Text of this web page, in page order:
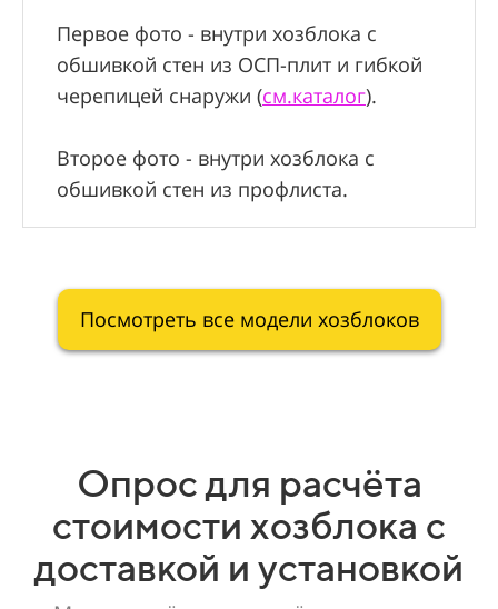
Первое фото - внутри хозблока с
обшивкой стен из ОСП-плит и гибкой
черепицей снаружи (см.каталог).
Второе фото - внутри хозблока с
обшивкой стен из профлиста.
Посмотреть все модели хозблоков
Опрос для расчёта
стоимости хозблока с
доставкой и установкой